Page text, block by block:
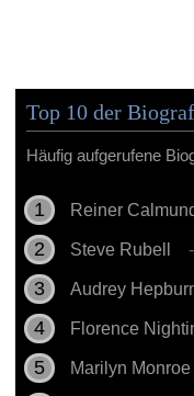
Top 10 der
Häufig aufgerufene
Reiner
Steve Rubell
Audrey
Florence
Marilyn Monroe